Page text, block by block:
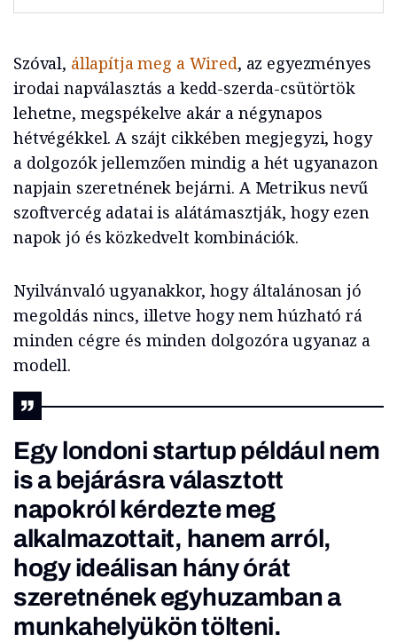
Szóval, állapítja meg a Wired, az egyezményes
irodai napválasztás a kedd-szerda-csütörtök
lehetne, megspékelve akár a négynapos
hétvégékkel. A szájt cikkében megjegyzi, hogy
a dolgozók jellemzően mindig a hét ugyanazon
napjain szeretnének bejárni. A Metrikus nevű
szoftvercég adatai is alátámasztják, hogy ezen
napok jó és közkedvelt kombinációk.
Nyilvánvaló ugyanakkor, hogy általánosan jó
megoldás nincs, illetve hogy nem húzható rá
minden cégre és minden dolgozóra ugyanaz a
modell.
Egy londoni startup például nem
is a bejárásra választott
napokról kérdezte meg
alkalmazottait, hanem arról,
hogy ideálisan hány órát
szeretnének egyhuzamban a
munkahelyükön tölteni.